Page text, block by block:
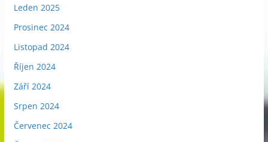
Leden 2025
Prosinec 2024
Listopad 2024
Říjen 2024
Září 2024
Srpen 2024
Červenec 2024